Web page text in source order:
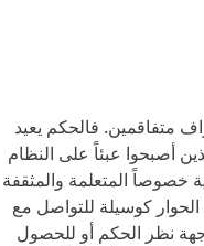
متفاقمين. فالحكم يعيد
أصبحوا عبئاً على النظام
خصوصاً المتعلمة والمثقفة
كوسيلة للتواصل مع
نظر الحكم أو للحصول